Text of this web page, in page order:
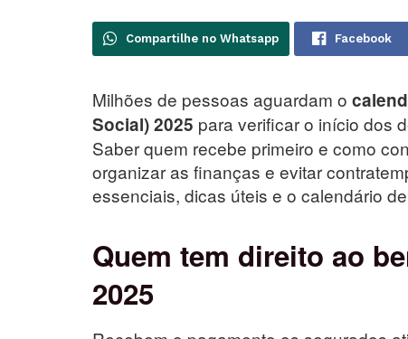
Compartilhe no Whatsapp Facebook
Milhões de pessoas aguardam o
Social) 2025 para verificar o início dos
Saber quem recebe primeiro e como
organizar as finanças e evitar
essenciais, dicas úteis e o calendário
Quem tem direito ao
2025